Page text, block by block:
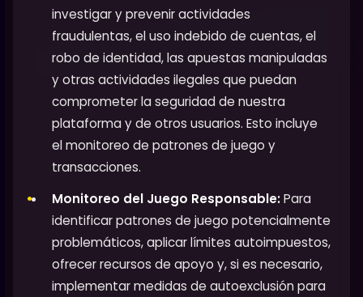
investigar y prevenir actividades
fraudulentas, el uso indebido de cuentas, el
robo de identidad, las apuestas manipuladas
y otras actividades ilegales que puedan
comprometer la seguridad de nuestra
plataforma y de otros usuarios. Esto incluye
el monitoreo de patrones de juego y
transacciones.
Monitoreo del Juego Responsable:Para
identificar patrones de juego potencialmente
problemáticos, aplicar límites autoimpuestos,
ofrecer recursos de apoyo y, si es necesario,
implementar medidas de autoexclusión para